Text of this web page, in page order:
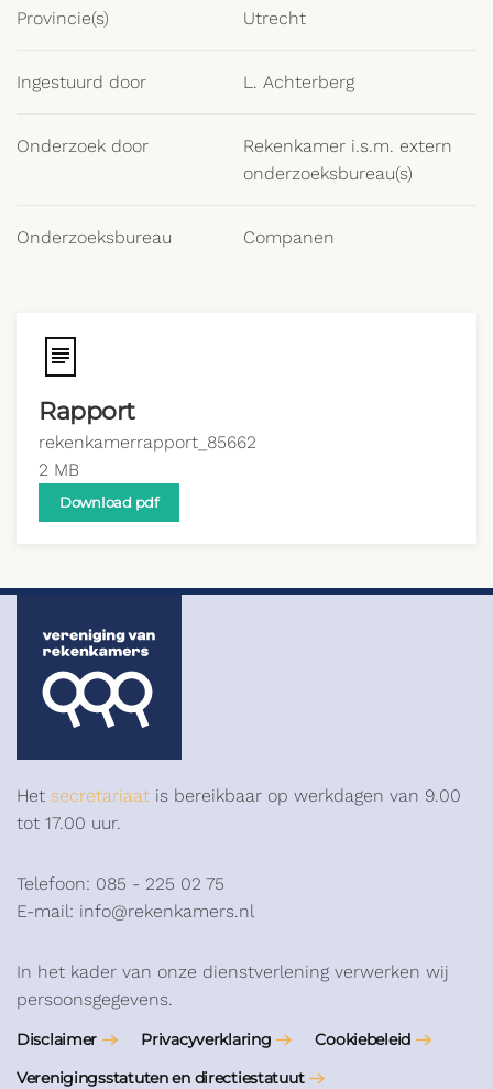
Provincie(s) Utrecht
Ingestuurd door L. Achterberg
Onderzoek door
Rekenkamer i.s.m. extern
onderzoeksbureau(s)
Onderzoeksbureau Companen
Rapport
rekenkamerrapport_85662
2 MB
Download pdf
Het secretariaat is bereikbaar op werkdagen van 9.00
tot 17.00 uur.
Telefoon: 085 - 225 02 75
E-mail: info@rekenkamers.nl
In het kader van onze dienstverlening verwerken wij
persoonsgegevens.
Disclaimer Privacyverklaring
Cookiebeleid
Verenigingsstatuten en directiestatuut